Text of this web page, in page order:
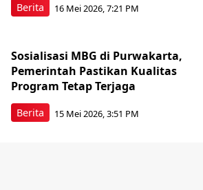
Berita 16 Mei 2026, 7:21 PM
Berita
Sosialisasi MBG di Purwakarta,
Pemerintah Pastikan Kualitas
Program Tetap Terjaga
15 Mei 2026, 3:51 PM